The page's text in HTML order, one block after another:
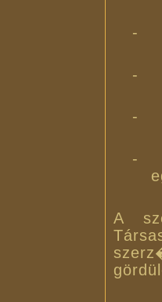
-
-
-
-
A